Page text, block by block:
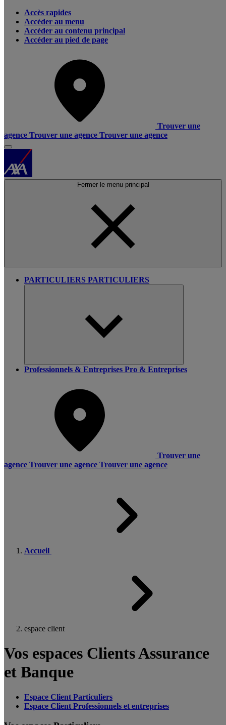
Accès rapides
Accéder au menu
Accéder au contenu principal
Accéder au pied de page
Trouver une
agence Trouver une agence Trouver une agence
Fermer le menu principal
PARTICULIERS PARTICULIERS
Professionnels & Entreprises Pro & Entreprises
Trouver une
agence Trouver une agence Trouver une agence
Accueil
espace client
Vos espaces Clients Assurance
et Banque
Espace Client Particuliers
Espace Client Professionnels et entreprises